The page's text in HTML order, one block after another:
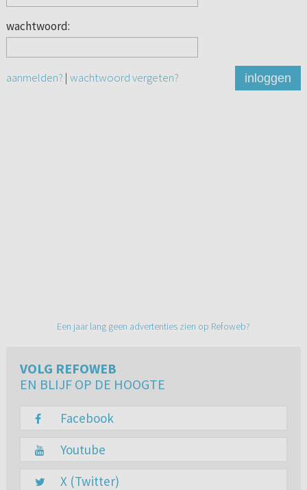
wachtwoord:
aanmelden? | wachtwoord vergeten? inloggen
Een jaar lang geen advertenties zien op Refoweb?
VOLG REFOWEB
EN BLIJF OP DE HOOGTE
Facebook
Youtube
X (Twitter)